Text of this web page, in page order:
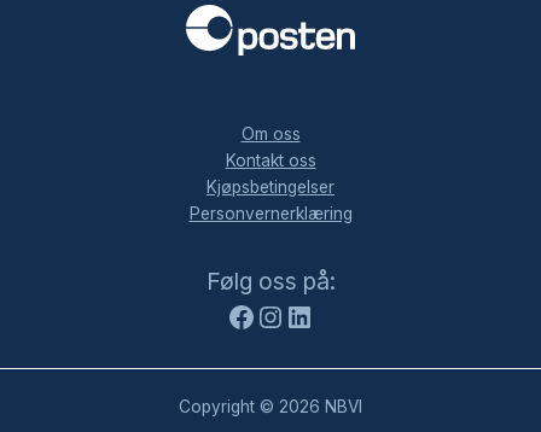
Om oss
Kontakt oss
Kjøpsbetingelser
Personvernerklæring
Følg oss på:
Facebook
Instagram
LinkedIn
Copyright © 2026 NBVI